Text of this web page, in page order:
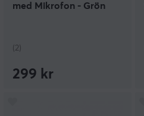
med Mikrofon - Grön
(2)
299 kr